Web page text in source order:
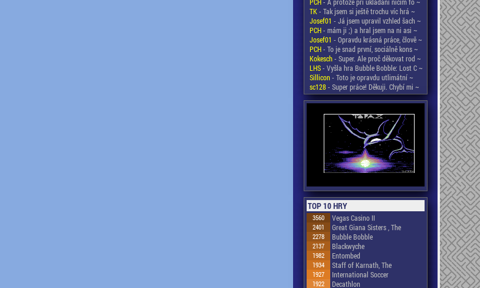
TK- Tak jsem si ještě trochu víc hrá ~
Josef01 - Já jsem upravil vzhled šach ~
PCH- mám ji ;) a hral jsem na ni asi ~
Josef01 - Opravdu krásná práce, člově ~
PCH- To je snad první, sociálně kons ~
Kokesch- Super. Ale proč děkovat rod ~
LHS- Vyšla hra Bubble Bobble: Lost C ~
Sillicon- Toto je opravdu utlimátní ~
sc128- Super práce! Děkuji. Chybí mi ~
TOP 10 HRY
3560 Vegas Casino II
2401 Great Giana Sisters , The
2278 Bubble Bobble
2137 Blackwyche
1982 Entombed
1934 Staff of Karnath, The
1927 International Soccer
1922 Decathlon